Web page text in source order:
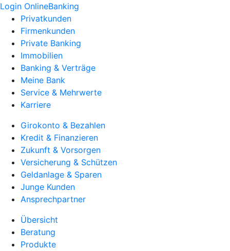
Login OnlineBanking
Privatkunden
Firmenkunden
Private Banking
Immobilien
Banking & Verträge
Meine Bank
Service & Mehrwerte
Karriere
Girokonto & Bezahlen
Kredit & Finanzieren
Zukunft & Vorsorgen
Versicherung & Schützen
Geldanlage & Sparen
Junge Kunden
Ansprechpartner
Übersicht
Beratung
Produkte